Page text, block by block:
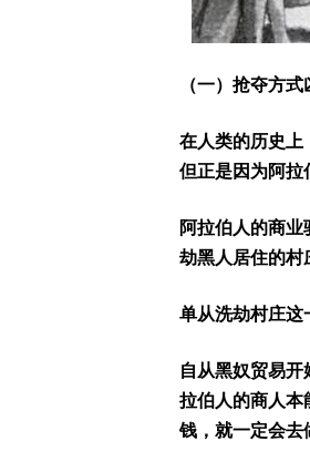
（一）抢夺方式
在人类的历史上
但正是因为阿拉
阿拉伯人的商
劫黑人居住的村
单从洗劫村庄这
自从黑奴贸易
拉伯人的商人本
钱，就一定会去